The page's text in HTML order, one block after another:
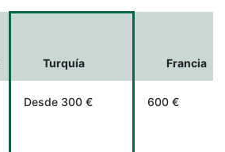
Turquía Francia
Desde 300 € 600 €